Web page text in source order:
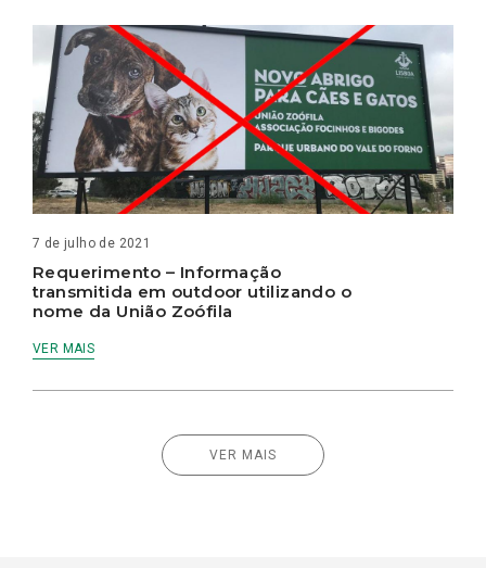
7 de julho de 2021
Requerimento – Informação
transmitida em outdoor utilizando o
nome da União Zoófila
VER MAIS
VER MAIS